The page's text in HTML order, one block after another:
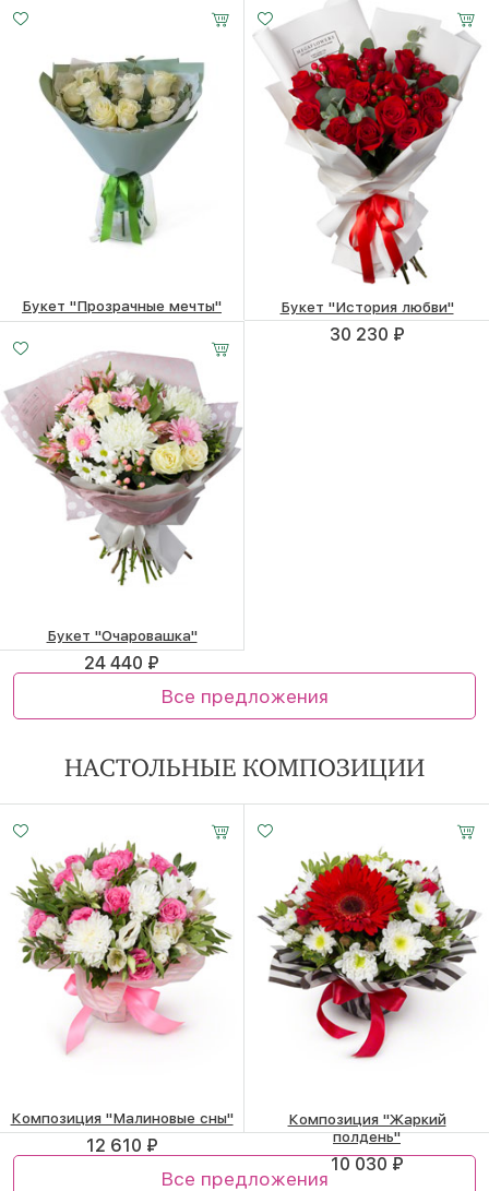
Букет "Прозрачные мечты" Букет "История любви"
30 230 ₽
Букет "Очаровашка"
24 440 ₽
Все предложения
НАСТОЛЬНЫЕ КОМПОЗИЦИИ
Композиция "Малиновые сны"
12 610 ₽
Композиция "Жаркий
полдень"
10 030 ₽
Все предложения